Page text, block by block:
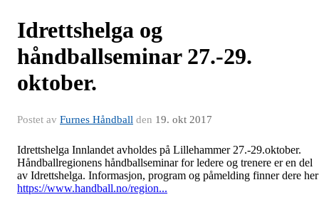
Idrettshelga og
håndballseminar 27.-29.
oktober.
Postet av Furnes Håndball den 19. okt 2017
Idrettshelga Innlandet avholdes på Lillehammer 27.-29.oktober.
Håndballregionens håndballseminar for ledere og trenere er en del
av Idrettshelga. Informasjon, program og påmelding finner dere
https://www.handball.no/region...